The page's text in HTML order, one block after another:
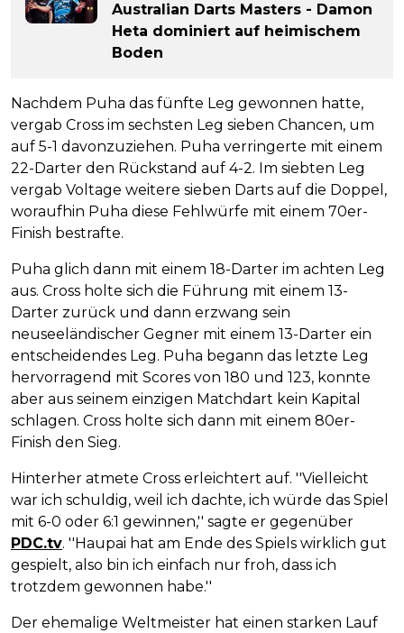
Australian Darts Masters - Damon
Heta dominiert auf heimischem
Boden
Nachdem Puha das fünfte Leg gewonnen hatte,
vergab Cross im sechsten Leg sieben Chancen, um
auf 5-1 davonzuziehen. Puha verringerte mit einem
22-Darter den Rückstand auf 4-2. Im siebten Leg
vergab Voltage weitere sieben Darts auf die Doppel,
woraufhin Puha diese Fehlwürfe mit einem 70er-
Finish bestrafte.
Puha glich dann mit einem 18-Darter im achten Leg
aus. Cross holte sich die Führung mit einem 13-
Darter zurück und dann erzwang sein
neuseeländischer Gegner mit einem 13-Darter ein
entscheidendes Leg. Puha begann das letzte Leg
hervorragend mit Scores von 180 und 123, konnte
aber aus seinem einzigen Matchdart kein Kapital
schlagen. Cross holte sich dann mit einem 80er-
Finish den Sieg.
Hinterher atmete Cross erleichtert auf. ''Vielleicht
war ich schuldig, weil ich dachte, ich würde das Spiel
mit 6-0 oder 6:1 gewinnen,'' sagte er gegenüber
PDC.tv. ''Haupai hat am Ende des Spiels wirklich gut
gespielt, also bin ich einfach nur froh, dass ich
trotzdem gewonnen habe.''
Der ehemalige Weltmeister hat einen starken Lauf